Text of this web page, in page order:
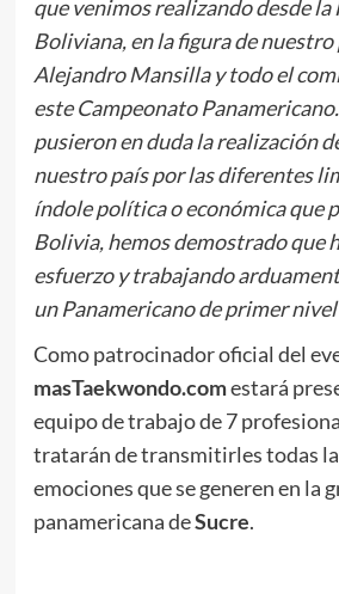
que venimos realizando desde la
Boliviana, en la figura de
Alejandro Mansilla y todo el
este Campeonato
pusieron en duda la realización
nuestro país por las diferentes
índole política o económica que
Bolivia, hemos demostrado que
esfuerzo y trabajando
un Panamericano de primer nivel
Como patrocinador oficial del
masTaekwondo.comestará
equipo de trabajo de 7
tratarán de transmitirles todas
emociones que se generen en la
panamericana deSucre.